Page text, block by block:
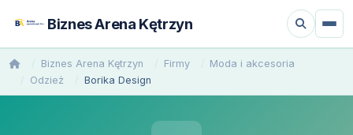
Biznes Arena Kętrzyn
Biznes Arena Kętrzyn Firmy
Moda i akcesoria
Odzież
Borika Design